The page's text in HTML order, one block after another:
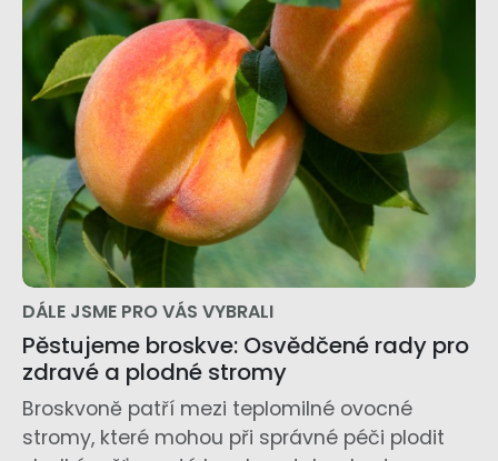
DÁLE JSME PRO VÁS VYBRALI
Pěstujeme broskve: Osvědčené rady pro
zdravé a plodné stromy
Broskvoně patří mezi teplomilné ovocné
stromy, které mohou při správné péči plodit